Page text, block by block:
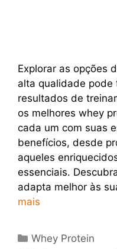
Explorar as opções
alta qualidade pode
resultados de
os melhores whey
cada um com suas
benefícios, desde
aqueles
essenciais.
adapta melhor às
mais
Categorias
Whey Protein